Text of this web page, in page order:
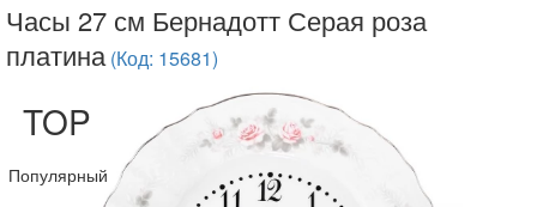
Часы 27 см Бернадотт Серая роза
платина (Код: 15681)
TOP
Популярный